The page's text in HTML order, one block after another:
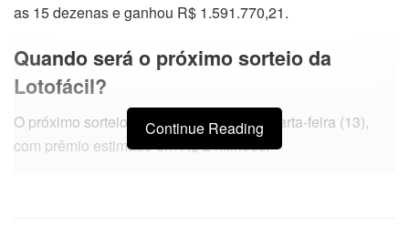
as 15 dezenas e ganhou R$ 1.591.770,21.
Quando será o próximo sorteio da
Lotofácil?
O próximo sorteio da Lotofácil será na quarta-feira (13),
com prêmio estimado em R$ 2 milhões.
Continue Reading